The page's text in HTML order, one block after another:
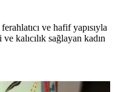
ve hafif yapısıyla
kalıcılık sağlayan kadın